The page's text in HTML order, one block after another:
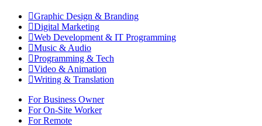
Graphic Design & Branding
Digital Marketing
Web Development & IT Programming
Music & Audio
Programming & Tech
Video & Animation
Writing & Translation
For Business Owner
For On-Site Worker
For Remote